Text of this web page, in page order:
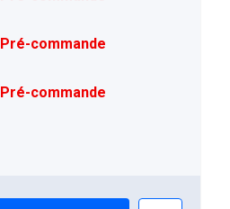
Pré-commande
Pré-commande